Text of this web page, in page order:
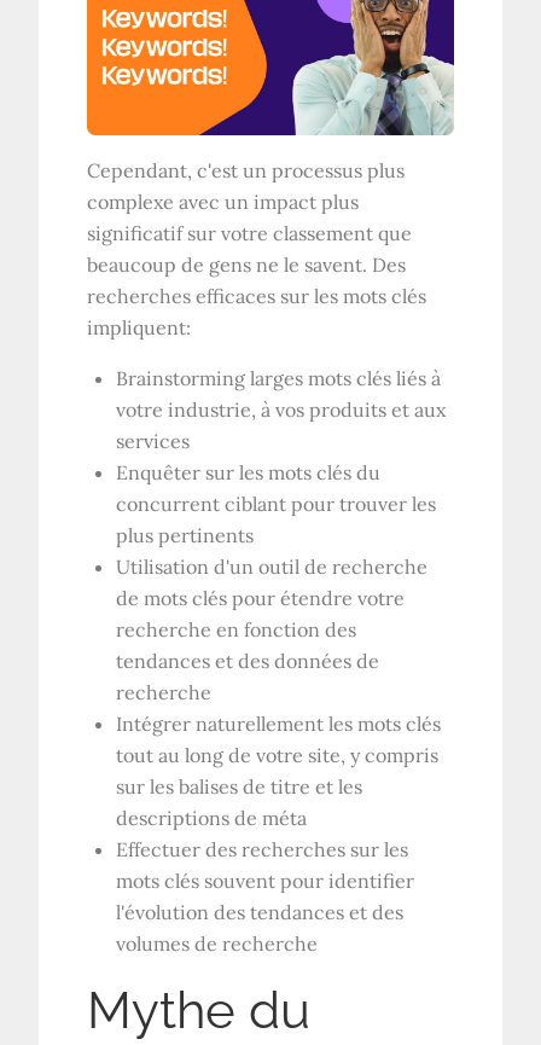
Cependant, c'est un processus plus
complexe avec un impact plus
significatif sur votre classement que
beaucoup de gens ne le savent. Des
recherches efficaces sur les mots clés
impliquent:
Brainstorming larges mots clés liés à
votre industrie, à vos produits et aux
services
Enquêter sur les mots clés du
concurrent ciblant pour trouver les
plus pertinents
Utilisation d'un outil de recherche
de mots clés pour étendre votre
recherche en fonction des
tendances et des données de
recherche
Intégrer naturellement les mots clés
tout au long de votre site, y compris
sur les balises de titre et les
descriptions de méta
Effectuer des recherches sur les
mots clés souvent pour identifier
l'évolution des tendances et des
volumes de recherche
Mythe du